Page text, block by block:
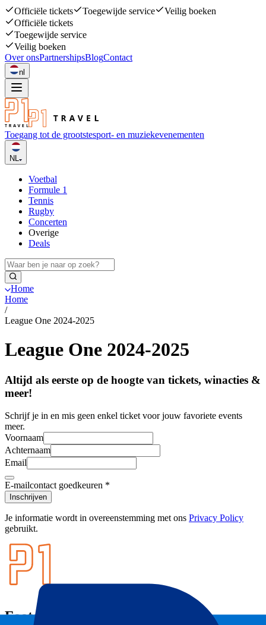
Officiële tickets Toegewijde service
Veilig boeken
Officiële tickets
Toegewijde service
Veilig boeken
Over onsPartnershipsBlogContact
nl
Toegang tot de grootstesport- en muziekevenementen
NL
Voetbal
Formule 1
Tennis
Rugby
Concerten
Overige
Deals
Home
Home
/
League One 2024-2025
League One 2024-2025
Altijd als eerste op de hoogte van tickets, winacties &
meer!
Schrijf je in en mis geen enkel ticket voor jouw favoriete events
meer.
Voornaam
Achternaam
Email
E-mailcontact goedkeuren *
Inschrijven
Je informatie wordt in overeenstemming met ons Privacy Policy
gebruikt.
Footer menu